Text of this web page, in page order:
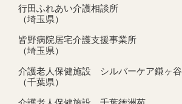
行田ふれあい介護相談所
（埼玉県）
皆野病院居宅介護支援事業所
（埼玉県）
介護老人保健施設 シルバーケア鎌ヶ谷
（千葉県）